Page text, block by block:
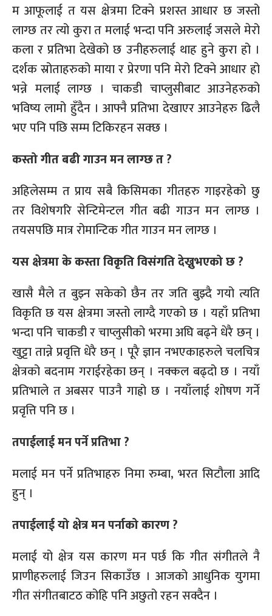
म आफूलाई त यस क्षेत्रमा टिक्ने प्रशस्त आधार छ जस्तो
लाग्छ तर त्यो कुरा त मलाई भन्दा पनि अरुलाई जसले मेरो
कला र प्रतिभा देखेको छ उनीहरुलाई थाह हुने कुरा हो ।
दर्शक स्रोताहरुको माया र प्रेरणा पनि मेरो टिक्ने आधार हो
भन्ने मलाई लाग्छ । चाकडी चाप्लुसीबाट आउनेहरुको
भविष्य लामो हुँदैन । आफ्नै प्रतिभा देखाएर आउनेहरु ढिलै
भए पनि पछि सम्म टिकिरहन सक्छ ।
कस्तो गीत बढी गाउन मन लाग्छ त ?
अहिलेसम्म त प्राय सबै किसिमका गीतहरु गाइरहेको छु
तर विशेषगरि सेन्टिमेन्टल गीत बढी गाउन मन लाग्छ ।
तयसपछि मात्र रोमान्टिक गीत गाउन मन लाग्छ ।
यस क्षेत्रमा के कस्ता विकृति विसंगति देख्नुभएको छ ?
खासै मैले त बुझ्न सकेको छैन तर जति बुझ्दै गयो त्यति
विकृति छ यस क्षेत्रमा जस्तो लाग्दै गएको छ । यहाँ प्रतिभा
भन्दा पनि चाकडी र चाप्लुसीको भरमा अघि बढ्ने धेरै छन् ।
खुट्टा तान्ने प्रवृत्ति धेरै छन् । पूरै ज्ञान नभएकाहरुले चलचित्र
क्षेत्रको बदनाम गराईरहेका छन् । नक्कल बढ्दो छ । नयाँ
प्रतिभाले त अबसर पाउनै गाह्रो छ । नयाँलाई शोषण गर्ने
प्रवृत्ति पनि छ ।
तपाईलाई मन पर्ने प्रतिभा ?
मलाई मन पर्ने प्रतिभाहरु निमा रुम्बा, भरत सिटौला आदि
हुन् ।
तपाईलाई यो क्षेत्र मन पर्नाको कारण ?
मलाई यो क्षेत्र यस कारण मन पर्छ कि गीत संगीतले नै
प्राणीहरुलाई जिउन सिकाउँछ । आजको आधुनिक युगमा
गीत संगीतबाटठ कोहि पनि अछुतो रहन सक्दैन ।